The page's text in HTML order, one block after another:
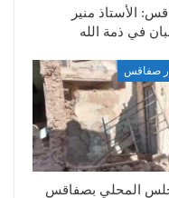
الأستاذ منير
في ذمة الله
صفاقس
المحلي بصفاقس